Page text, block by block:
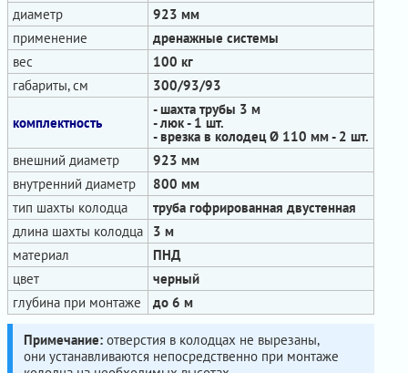
диаметр
923 мм
применение
дренажные системы
вес
100 кг
габариты, см
300/93/93
комплектность
- шахта трубы 3 м
- люк - 1 шт.
- врезка в колодец Ø 110 мм - 2 шт.
внешний диаметр
923 мм
внутренний диаметр
800 мм
тип шахты колодца
труба гофрированная двустенная
длина шахты колодца
3 м
материал
ПНД
цвет
черный
глубина при монтаже
до 6 м
Примечание: отверстия в колодцах не вырезаны,
они устанавливаются непосредственно при монтаже